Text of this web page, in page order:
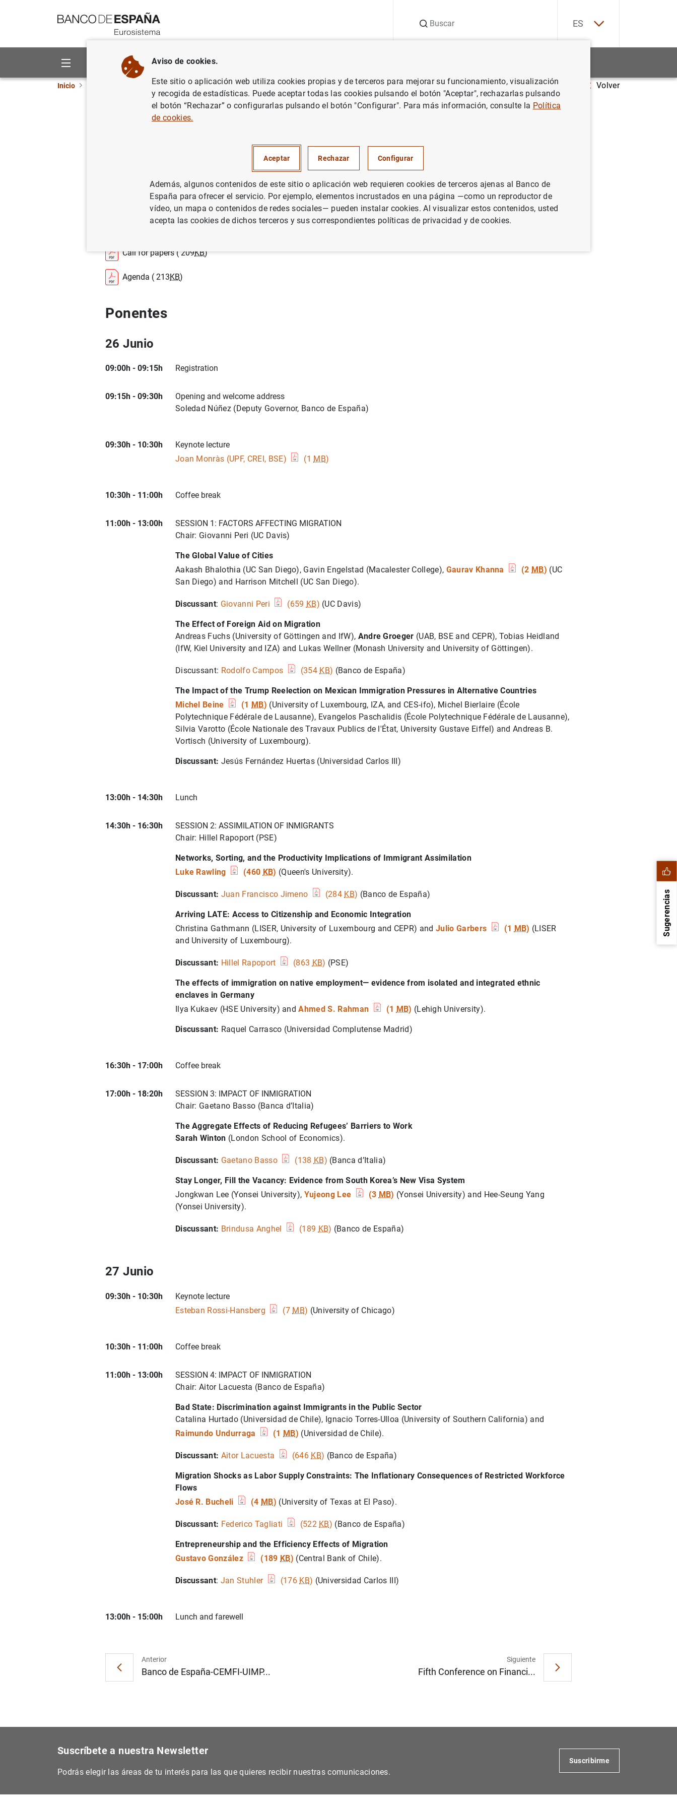
ES
Sobre el Banco Áreas de actuación
Inicio Eventos del Banco de España Conferencias 2nd European Workshop on the Macroeconomic Implications of Migration Volver
2nd European Workshop on the Macroeconomic
Implications of Migration
Información
26 Junio 2025 - 27 Junio 2025
Call for papers ( 209KB)
Agenda ( 213KB)
Ponentes
26 Junio
09:00h - 09:15h Registration
09:15h - 09:30h
Opening and welcome address
Soledad Núñez (Deputy Governor, Banco de España)
09:30h - 10:30h
Keynote lecture
Joan Monràs (UPF, CREI, BSE)
(1 MB)
10:30h - 11:00h Coffee break
11:00h - 13:00h
SESSION 1: FACTORS AFFECTING MIGRATION
Chair: Giovanni Peri (UC Davis)
The Global Value of Cities
Aakash Bhalothia (UC San Diego), Gavin Engelstad (Macalester College), Gaurav Khanna (2 MB) (UC
San Diego) and Harrison Mitchell (UC San Diego).
Discussant: Giovanni Peri (659 KB) (UC Davis)
The Effect of Foreign Aid on Migration
Andreas Fuchs (University of Göttingen and IfW), Andre Groeger (UAB, BSE and CEPR), Tobias Heidland
(IfW, Kiel University and IZA) and Lukas Wellner (Monash University and University of Göttingen).
Discussant: Rodolfo Campos (354 KB) (Banco de España)
The Impact of the Trump Reelection on Mexican Immigration Pressures in Alternative Countries
Michel Beine
(1 MB) (University of Luxembourg, IZA, and CES-ifo), Michel Bierlaire (École
Polytechnique Fédérale de Lausanne), Evangelos Paschalidis (École Polytechnique Fédérale de Lausanne),
Silvia Varotto (École Nationale des Travaux Publics de l'État, University Gustave Eiffel) and Andreas B.
Vortisch (University of Luxembourg).
Discussant: Jesús Fernández Huertas (Universidad Carlos III)
13:00h - 14:30h Lunch
14:30h - 16:30h
SESSION 2: ASSIMILATION OF INMIGRANTS
Chair: Hillel Rapoport (PSE)
Networks, Sorting, and the Productivity Implications of Immigrant Assimilation
Luke Rawling
(460 KB) (Queen's University).
Discussant: Juan Francisco Jimeno (284 KB) (Banco de España)
Arriving LATE: Access to Citizenship and Economic Integration
Christina Gathmann (LISER, University of Luxembourg and CEPR) andJulio Garbers (1 MB) (LISER
and University of Luxembourg).
Discussant: Hillel Rapoport (863 KB) (PSE)
The effects of immigration on native employment— evidence from isolated and integrated ethnic
enclaves in Germany
Ilya Kukaev (HSE University) andAhmed S. Rahman (1 MB) (Lehigh University).
Discussant: Raquel Carrasco (Universidad Complutense Madrid)
16:30h - 17:00h Coffee break
17:00h - 18:20h
SESSION 3: IMPACT OF INMIGRATION
Chair: Gaetano Basso (Banca d’Italia)
The Aggregate Effects of Reducing Refugees’ Barriers to Work
Sarah Winton (London School of Economics).
Discussant: Gaetano Basso (138 KB) (Banca d’Italia)
Stay Longer, Fill the Vacancy: Evidence from South Korea’s New Visa System
Jongkwan Lee (Yonsei University), Yujeong Lee (3 MB) (Yonsei University) and Hee-Seung Yang
(Yonsei University).
Discussant: Brindusa Anghel (189 KB) (Banco de España)
27 Junio
09:30h - 10:30h
Keynote lecture
Esteban Rossi-Hansberg
(7 MB) (University of Chicago)
10:30h - 11:00h Coffee break
11:00h - 13:00h
SESSION 4: IMPACT OF INMIGRATION
Chair: Aitor Lacuesta (Banco de España)
Bad State: Discrimination against Immigrants in the Public Sector
Catalina Hurtado (Universidad de Chile), Ignacio Torres-Ulloa (University of Southern California) and
Raimundo Undurraga
(1 MB) (Universidad de Chile).
Discussant: Aitor Lacuesta (646 KB) (Banco de España)
Migration Shocks as Labor Supply Constraints: The Inflationary Consequences of Restricted Workforce
Flows
José R. Bucheli
(4 MB) (University of Texas at El Paso).
Discussant: Federico Tagliati (522 KB) (Banco de España)
Entrepreneurship and the Efficiency Effects of Migration
Gustavo González
(189 KB) (Central Bank of Chile).
Discussant: Jan Stuhler (176 KB) (Universidad Carlos III)
13:00h - 15:00h Lunch and farewell
Anterior
Banco de España-CEMFI-UIMP...
Siguiente
Fifth Conference on Financi...
Sugerencias
Suscríbete a nuestra Newsletter
Podrás elegir las áreas de tu interés para las que quieres recibir nuestras comunicaciones.
Suscribirme
Aviso de cookies.
Este sitio o aplicación web utiliza cookies propias y de terceros para mejorar su funcionamiento, visualización
y recogida de estadísticas. Puede aceptar todas las cookies pulsando el botón "Aceptar", rechazarlas pulsando
el botón “Rechazar” o configurarlas pulsando el botón "Configurar". Para más información, consulte la Política
de cookies.
Aceptar Rechazar Configurar
Además, algunos contenidos de este sitio o aplicación web requieren cookies de terceros ajenas al Banco de
España para ofrecer el servicio. Por ejemplo, elementos incrustados en una página —como un reproductor de
vídeo, un mapa o contenidos de redes sociales— pueden instalar cookies. Al visualizar estos contenidos, usted
acepta las cookies de dichos terceros y sus correspondientes políticas de privacidad y de cookies.